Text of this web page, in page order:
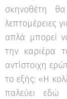
σκηνοθέτη
λεπτομέρειες
απλά μπορεί
την καριέρα
αντίστοιχη
το εξής: «Η
παλεύει